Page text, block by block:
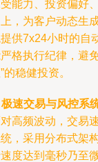
能力、投资偏好
，为客户动态生
供7x24小时的自
格执行纪律，避
的稳健投资。
速交易与风控系
高频波动，交易
，采用分布式架
度达到毫秒乃至